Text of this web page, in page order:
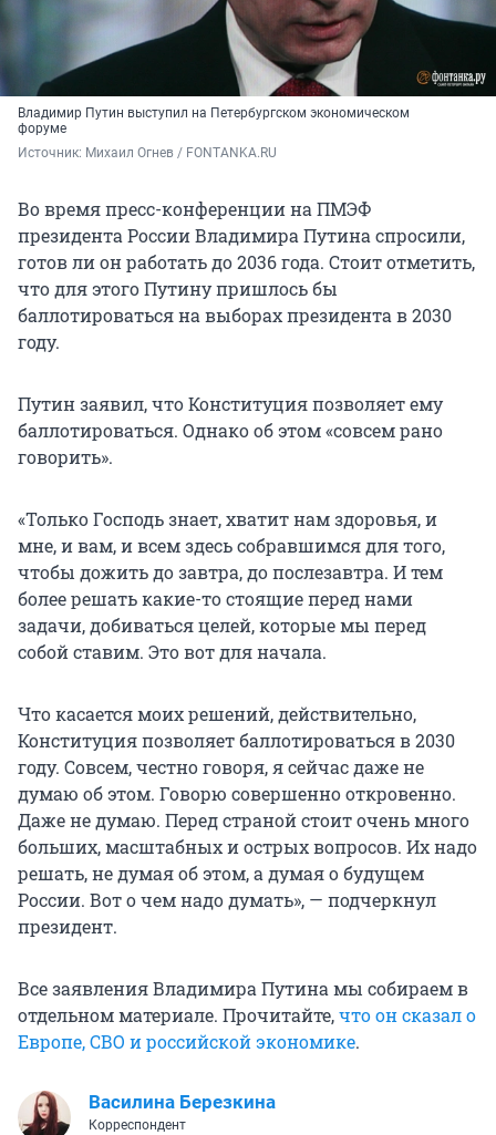
Владимир Путин выступил на Петербургском экономическом
форуме
Источник: Михаил Огнев / FONTANKA.RU
Во время пресс-конференции на ПМЭФ
президента России Владимира Путина спросили,
готов ли он работать до 2036 года. Стоит отметить,
что для этого Путину пришлось бы
баллотироваться на выборах президента в 2030
году.
Путин заявил, что Конституция позволяет ему
баллотироваться. Однако об этом «совсем рано
говорить».
«Только Господь знает, хватит нам здоровья, и
мне, и вам, и всем здесь собравшимся для того,
чтобы дожить до завтра, до послезавтра. И тем
более решать какие-то стоящие перед нами
задачи, добиваться целей, которые мы перед
собой ставим. Это вот для начала.
Что касается моих решений, действительно,
Конституция позволяет баллотироваться в 2030
году. Совсем, честно говоря, я сейчас даже не
думаю об этом. Говорю совершенно откровенно.
Даже не думаю. Перед страной стоит очень много
больших, масштабных и острых вопросов. Их надо
решать, не думая об этом, а думая о будущем
России. Вот о чем надо думать», — подчеркнул
президент.
Все заявления Владимира Путина мы собираем в
отдельном материале. Прочитайте,что он сказал о
Европе, СВО и российской экономике.
Василина Березкина
Корреспондент